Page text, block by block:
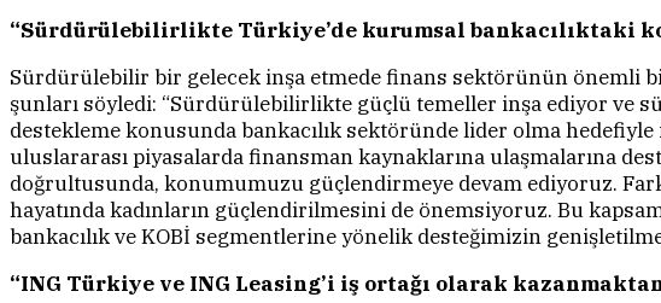
“Sürdürülebilirlikte Türkiye’de kurumsal bankacılıktaki
Sürdürülebilir bir gelecek inşa etmede finans sektörünün önemli
şunları söyledi: “Sürdürülebilirlikte güçlü temeller inşa ediyor
destekleme konusunda bankacılık sektöründe lider olma
uluslararası piyasalarda finansman kaynaklarına ulaşmalarına
doğrultusunda, konumumuzu güçlendirmeye devam ediyoruz.
hayatında kadınların güçlendirilmesini de önemsiyoruz. Bu
bankacılık ve KOBİ segmentlerine yönelik desteğimizin
“ING Türkiye ve ING Leasing’i iş ortağı olarak